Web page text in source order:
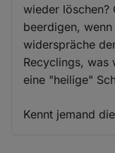
wieder löschen?
beerdigen,
widerspräche
Recyclings, was
eine "heilige"
Kennt jemand